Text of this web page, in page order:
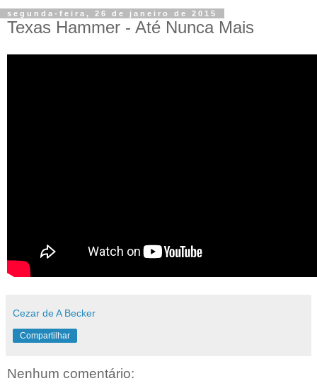
segunda-feira, 26 de janeiro de 2015
Texas Hammer - Até Nunca Mais
Cezar de A Becker
Compartilhar
Nenhum comentário: